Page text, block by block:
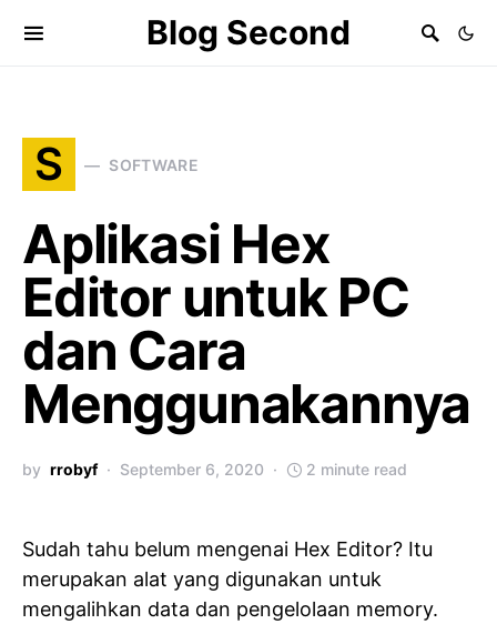
Blog Second
S SOFTWARE
Aplikasi Hex
Editor untuk PC
dan Cara
Menggunakannya
by rrobyf September 6, 2020 2 minute read
Sudah tahu belum mengenai Hex Editor? Itu
merupakan alat yang digunakan untuk
mengalihkan data dan pengelolaan memory.